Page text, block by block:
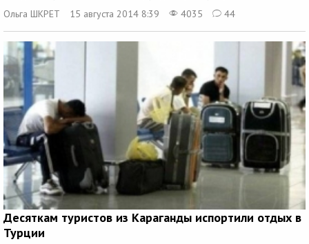
Ольга ШКРЕТ
15 августа 2014 8:39 4035 44
Десяткам туристов из Караганды испортили отдых в
Турции